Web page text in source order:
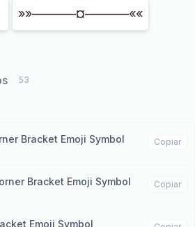
»»–––––––¤–––––––««
53
Bracket Emoji Symbol Copiar
Bracket Emoji Symbol Copiar
Emoji Symbol